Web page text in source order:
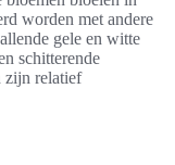
worden met andere
gele en witte
schitterende
zijn relatief